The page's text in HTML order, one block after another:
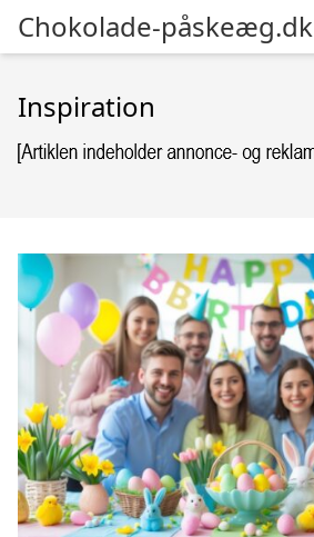
Chokolade-påskeæg.dk
Inspiration